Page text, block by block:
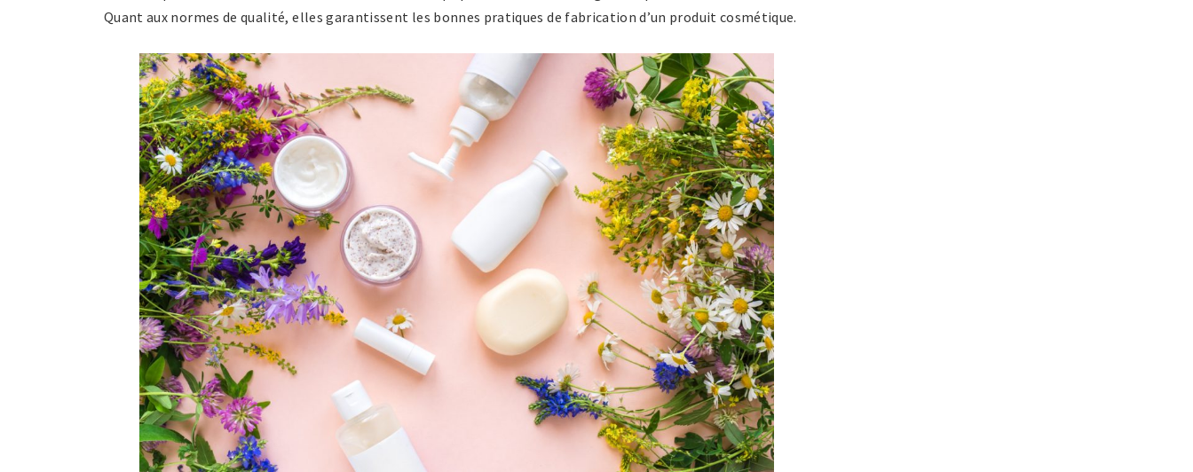
Quant aux normes de qualité, elles garantissent les bonnes pratiques de fabrication d’un produit cosmétique.